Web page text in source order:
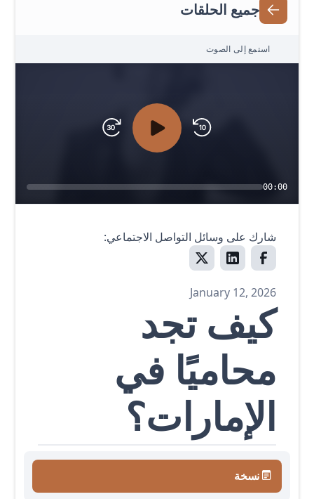
جميع الحلقات
استمع إلى الصوت
00:00
شارك على وسائل التواصل الاجتماعي:
January 12, 2026
كيف تجد
محاميًا في
الإمارات؟
نسخة